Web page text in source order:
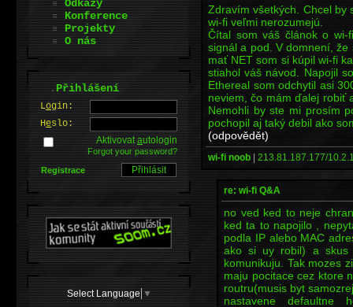
Zdravím všetkých. Chcel
wi-fi veľmi nerozumejú.
Čítal som váš článok o wi-
signál a pod. V domnení,
mať NET som si kúpil wi-fi
stiahol váš návod. Napojil
Ethereal som odchytil asi
neviem, čo mám ďalej robiť
Nemohli by ste mi prosím
pochopil aj taký debil ako
(odpovědět)
wi-fi noob | 213.81.187.177/
re: wi-fi Q&A
no ved ked to neje
ked ta to napojilo ,
podla IP alebo MAC
ako si uy robil) a
komunikuju. Tak mozes
maju pocitace cez ktore
routru(musis byt
nastavene defaultne
Odkazy
Konference
Projekty
O nás
.Přihlášení
Login:
Heslo:
Aktivovatautologin
Forgot your password?
Registrace
Select Language ▼